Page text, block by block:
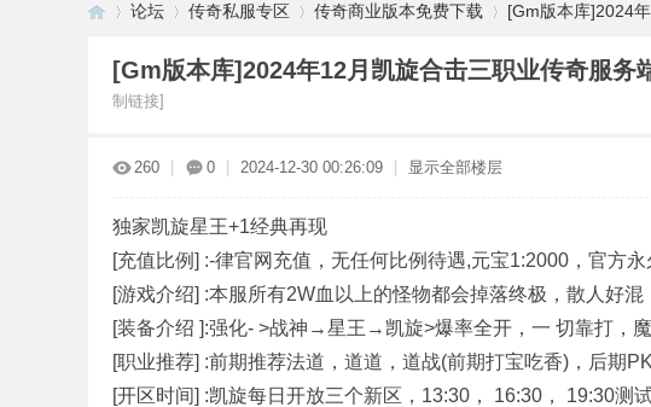
论坛 传奇私服专区 传奇商业版本免费下载 [Gm版本库]2024
[Gm版本库]2024年12月凯旋合击三职业传奇服
制链接]
260 0 2024-12-30 00:26:09 显示全部楼层
独家凯旋星王+1经典再现
[充值比例] :-律官网充值，无任何比例待遇,元宝1:2000，官方永
[游戏介绍] :本服所有2W血以上的怪物都会掉落终极，散人好混
[装备介绍 ]:强化- >战神→星王→凯旋>爆率全开，一 切靠打，
[职业推荐] :前期推荐法道，道道，道战(前期打宝吃香)，后期
[开区时间] :凯旋每日开放三个新区，13:30， 16:30， 19:30测